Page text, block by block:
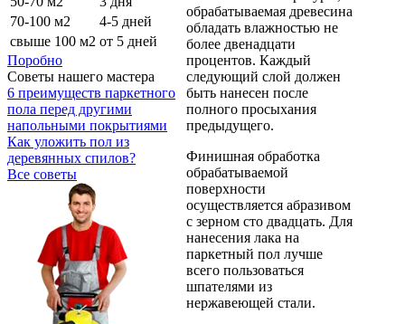
70-100 м2
4-5 дней
свыше 100 м2 от 5 дней
Поробно
Советы нашего мастера
6 преимуществ паркетного
пола перед другими
напольными покрытиями
Как уложить пол из
деревянных спилов?
Все советы
обрабатываемая древесина
обладать влажностью не
более двенадцати
процентов. Каждый
следующий слой должен
быть нанесен после
полного просыхания
предыдущего.
Финишная обработка
обрабатываемой
поверхности
осуществляется абразивом
с зерном сто двадцать. Для
нанесения лака на
паркетный пол лучше
всего пользоваться
шпателями из
нержавеющей стали.